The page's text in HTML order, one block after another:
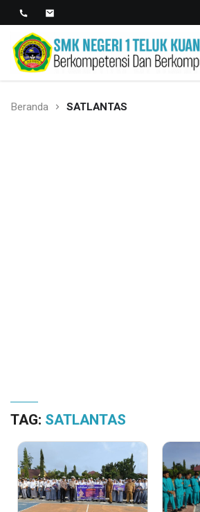
SMK NEGERI 1 TELUK
KUANTAN
Berkopetensi Dan Berkompetisi
Beranda SATLANTAS
TAG: SATLANTAS